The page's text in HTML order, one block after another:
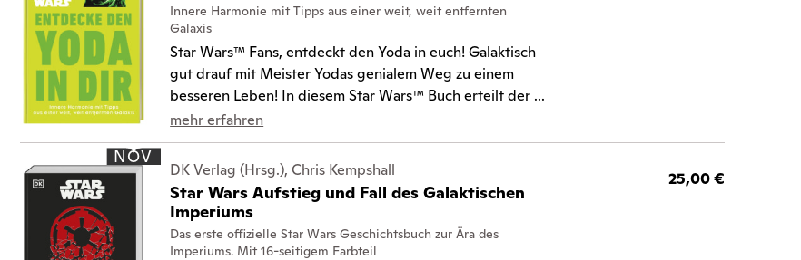
Innere Harmonie mit Tipps aus einer weit, weit entfernten
Galaxis
Star Wars™ Fans, entdeckt den Yoda in euch! Galaktisch
gut drauf mit Meister Yodas genialem Weg zu einem
besseren Leben! In diesem Star Wars™ Buch erteilt der ...
mehr erfahren
NOV
DK Verlag (Hrsg.), Chris Kempshall
Star Wars Aufstieg und Fall des Galaktischen
Imperiums
Das erste offizielle Star Wars Geschichtsbuch zur Ära des
Imperiums. Mit 16-seitigem Farbteil
25,00 €